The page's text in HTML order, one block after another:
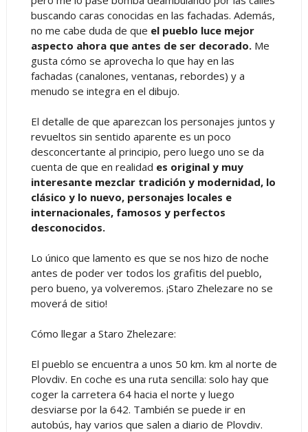
buscando caras conocidas en las fachadas. Además,
no me cabe duda de que el pueblo luce mejor
aspecto ahora que antes de ser decorado. Me
gusta cómo se aprovecha lo que hay en las
fachadas (canalones, ventanas, rebordes) y a
menudo se integra en el dibujo.
El detalle de que aparezcan los personajes juntos y
revueltos sin sentido aparente es un poco
desconcertante al principio, pero luego uno se da
cuenta de que en realidad es original y muy
interesante mezclar tradición y modernidad, lo
clásico y lo nuevo, personajes locales e
internacionales, famosos y perfectos
desconocidos.
Lo único que lamento es que se nos hizo de noche
antes de poder ver todos los grafitis del pueblo,
pero bueno, ya volveremos. ¡Staro Zhelezare no se
moverá de sitio!
Cómo llegar a Staro Zhelezare:
El pueblo se encuentra a unos 50 km. km al norte de
Plovdiv. En coche es una ruta sencilla: solo hay que
coger la carretera 64 hacia el norte y luego
desviarse por la 642. También se puede ir en
autobús, hay varios que salen a diario de Plovdiv.